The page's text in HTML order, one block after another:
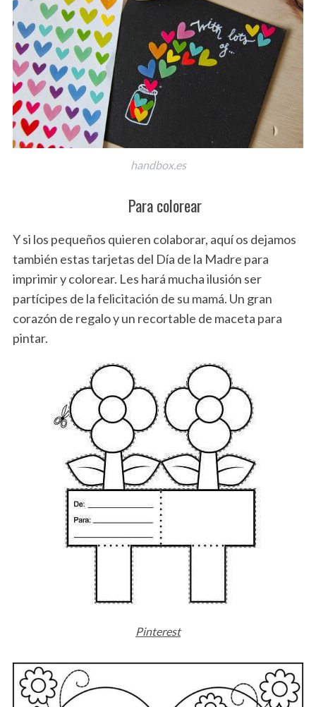
handbox.es
Para colorear
Y si los pequeños quieren colaborar, aquí os dejamos
también estas tarjetas del Día de la Madre para
imprimir y colorear. Les hará mucha ilusión ser
partícipes de la felicitación de su mamá. Un gran
corazón de regalo y un recortable de maceta para
pintar.
Pinterest
S
r
c
h